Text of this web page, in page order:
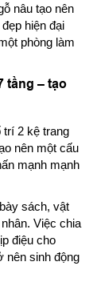
nâu tạo nên
hiện đại
phòng làm
tầng – tạo
trí 2 kệ trang
nên một cấu
mạnh mạnh
sách, vật
Việc chia
điệu cho
nên sinh động